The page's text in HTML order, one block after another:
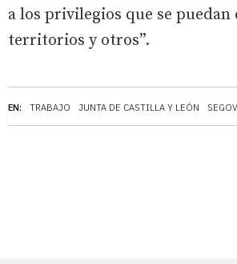
EN: TRABAJO JUNTA DE CASTILLA Y LEÓN
a los privilegios que se
territorios y otros”.